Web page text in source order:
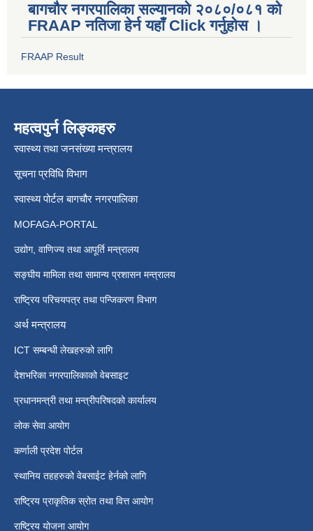
बागचौर नगरपालिका सल्यानको २०८०/०८१ को
FRAAP नतिजा हेर्न यहाँ Click गर्नुहोस ।
FRAAP Result
महत्वपुर्न लिङ्कहरु
स्वास्थ्य तथा जनसंख्या मन्त्रालय
सूचना प्रविधि विभाग
स्वास्थ्य पोर्टल बागचौर नगरपालिका
MOFAGA-PORTAL
उद्योग, वाणिज्य तथा आपूर्ति मन्त्रालय
सङ्घीय मामिला तथा सामान्य प्रशासन मन्त्रालय
राष्ट्रिय परिचयपत्र तथा पन्जिकरण विभाग
अर्थ मन्त्रालय
ICT सम्बन्धी लेखहरुको लागि
देशभरिका नगरपालिकाको वेबसाइट
प्रधानमन्त्री तथा मन्त्रीपरिषदको कार्यालय
लोक सेवा आयोग
कर्णाली प्रदेश पोर्टल
स्थानिय तहहरुको वेबसाईट हेर्नको लागि
राष्ट्रिय प्राकृतिक स्रोत तथा वित्त आयोग
राष्ट्रिय योजना आयोग